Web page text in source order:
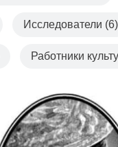
Исследователи (6)
Работники